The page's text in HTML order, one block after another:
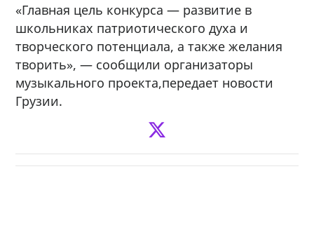
«Главная цель конкурса — развитие в
школьниках патриотического духа и
творческого потенциала, а также желания
творить», — сообщили организаторы
музыкального проекта,передает новости
Грузии.